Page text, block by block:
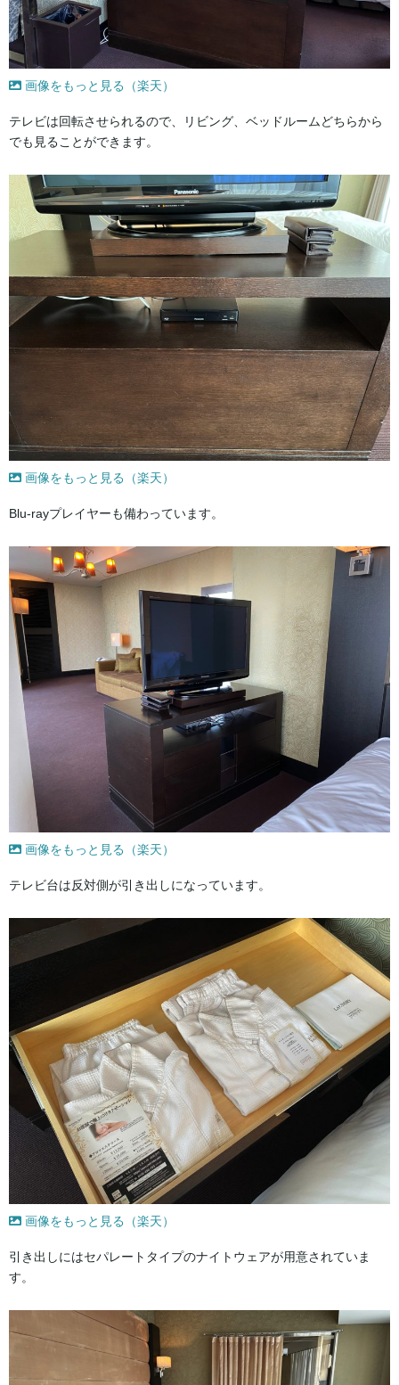
画像をもっと見る（楽天）
テレビは回転させられるので、リビング、ベッドルームどちらから
でも見ることができます。
画像をもっと見る（楽天）
Blu-rayプレイヤーも備わっています。
画像をもっと見る（楽天）
テレビ台は反対側が引き出しになっています。
画像をもっと見る（楽天）
引き出しにはセパレートタイプのナイトウェアが用意されていま
す。